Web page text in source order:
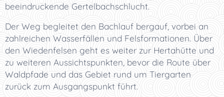
beeindruckende Gertelbachschlucht.
Der Weg begleitet den Bachlauf bergauf, vorbei an
zahlreichen Wasserfällen und Felsformationen. Über
den Wiedenfelsen geht es weiter zur Hertahütte und
zu weiteren Aussichtspunkten, bevor die Route über
Waldpfade und das Gebiet rund um Tiergarten
zurück zum Ausgangspunkt führt.